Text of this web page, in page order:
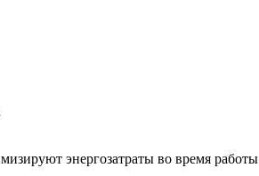
энергозатраты во время работы